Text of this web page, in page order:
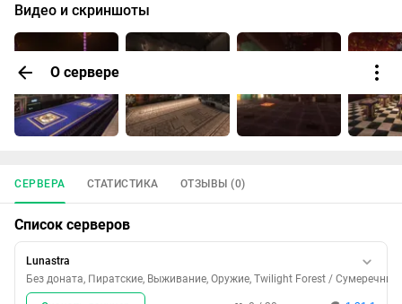
О сервере
собрано более 500 модов, которые полностью
перерабатывают игру . Это не просто набор модов, а
механики) .
Главная фишка: Синтез технологий и магии. Здесь вы не
Контент: Более 1300 квестов, которые ведут вас от первого
дерева до покорения вселенной .
✨ Ключевые особенности
1. Технологии и Инженерия:
В паке есть практически всё для любителей механизмов. В
Видео и скриншоты
СЕРВЕРА СТАТИСТИКА ОТЗЫВЫ (0)
Список серверов
Lunastra
Без доната, Пиратские, Выживание, Оружие, Twilight Forest / Сумеречный